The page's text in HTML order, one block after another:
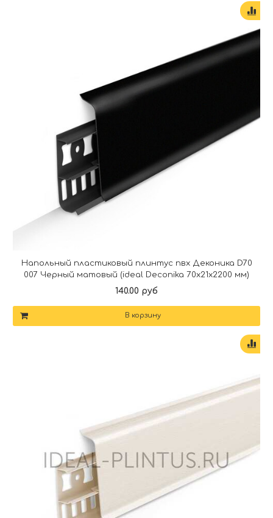
Напольный пластиковый плинтус пвх Деконика D70
007 Черный матовый (ideal Deconika 70х21х2200 мм)
140.00 руб
В корзину